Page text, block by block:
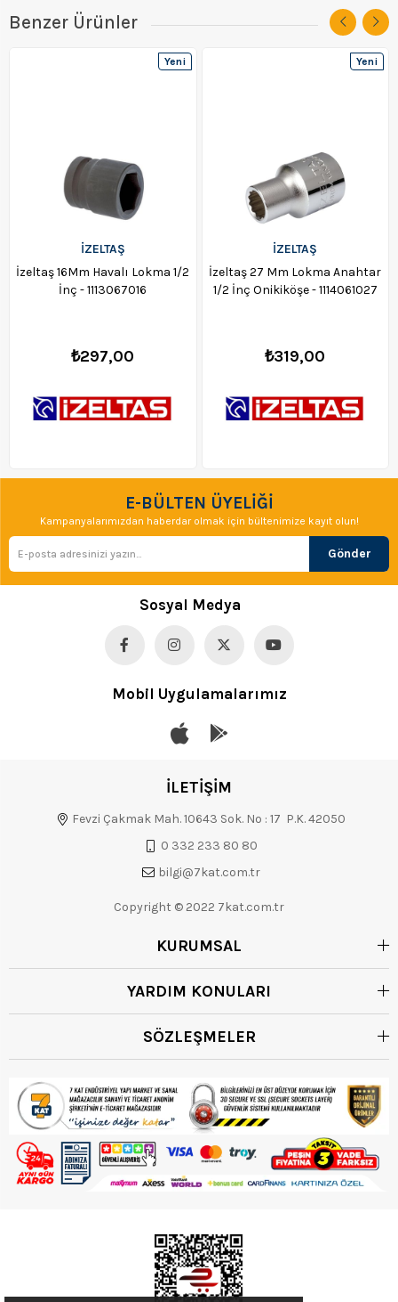
Benzer Ürünler
İZELTAŞ
İzeltaş 16Mm Havalı Lokma 1/2
İnç - 1113067016
₺297,00
Yeni
İZELTAŞ
İzeltaş 27 Mm Lokma Anahtar
1/2 İnç Onikiköşe - 1114061027
₺319,00
Yeni
E-BÜLTEN ÜYELİĞİ
Kampanyalarımızdan haberdar olmak için bültenimize kayıt olun!
Gönder
Sosyal Medya
Mobil Uygulamalarımız
İLETİŞİM
Fevzi Çakmak Mah. 10643 Sok. No : 17 P.K. 42050
0 332 233 80 80
bilgi@7kat.com.tr
Copyright © 2022 7kat.com.tr
KURUMSAL
YARDIM KONULARI
SÖZLEŞMELER